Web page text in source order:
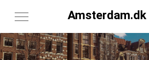
Amsterdam.dk
Toggle